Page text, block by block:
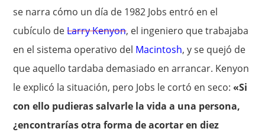
se narra cómo un día de 1982 Jobs entró en el
cubículo deLarry Kenyon, el ingeniero que trabajaba
en el sistema operativo del Macintosh, y se quejó de
que aquello tardaba demasiado en arrancar. Kenyon
le explicó la situación, pero Jobs le cortó en seco:«Si
con ello pudieras salvarle la vida a una persona,
¿encontrarías otra forma de acortar en diez